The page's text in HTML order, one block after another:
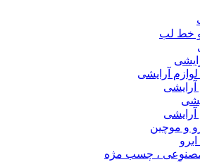
و خط لب
لوازم آرایشی
و موچین
، چسب مژه